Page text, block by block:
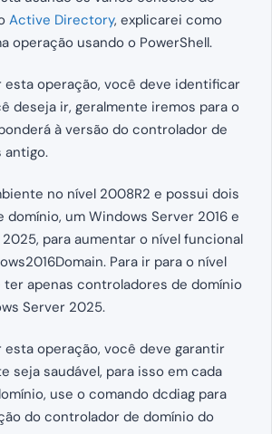
Active Directory, explicarei como
operação usando o PowerShell.
esta operação, você deve identificar
deseja ir, geralmente iremos para o
à versão do controlador de
antigo.
no nível 2008R2 e possui dois
um Windows Server 2016 e
para aumentar o nível funcional
Para ir para o nível
ter apenas controladores de domínio
Server 2025.
esta operação, você deve garantir
seja saudável, para isso em cada
use o comando dcdiag para
do controlador de domínio do